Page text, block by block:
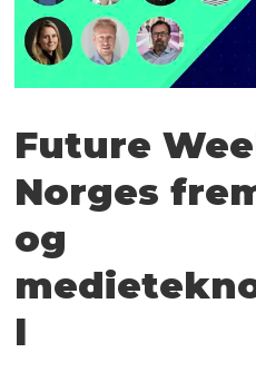
Future
Norges
og
l